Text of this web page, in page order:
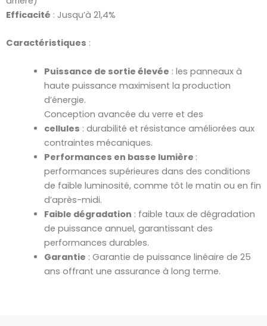
Efficacité : Jusqu’à 21,4%
Caractéristiques :
Puissance de sortie élevée : les panneaux à
haute puissance maximisent la production
d’énergie.
Conception avancée du verre et des
cellules : durabilité et résistance améliorées aux
contraintes mécaniques.
Performances en basse lumière :
performances supérieures dans des conditions
de faible luminosité, comme tôt le matin ou en fin
d’après-midi.
Faible dégradation : faible taux de dégradation
de puissance annuel, garantissant des
performances durables.
Garantie : Garantie de puissance linéaire de 25
ans offrant une assurance à long terme.